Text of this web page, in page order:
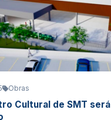
Obras
Cultural de SMT será